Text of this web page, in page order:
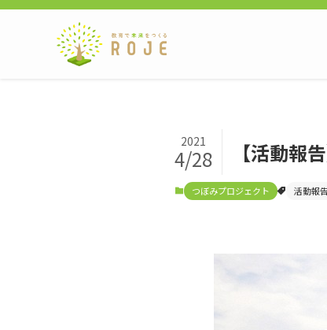
【活動報
2021
4/28
つぼみプロジェクト 活動報